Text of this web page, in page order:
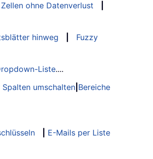
ohne Datenverlust
hinweg
Fuzzy
Liste....
umschalten Bereiche
E-Mails per Liste